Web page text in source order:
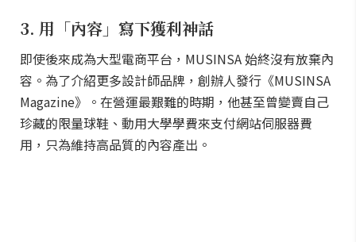
3. 用「內容」寫下獲利神話
即使後來成為大型電商平台，MUSINSA 始終沒有放棄內
容。為了介紹更多設計師品牌，創辦人發行《MUSINSA
Magazine》。在營運最艱難的時期，他甚至曾變賣自己
珍藏的限量球鞋、動用大學學費來支付網站伺服器費
用，只為維持高品質的內容產出。